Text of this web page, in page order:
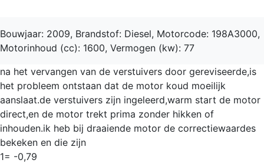
Bouwjaar: 2009, Brandstof: Diesel, Motorcode: 198A3000,
Motorinhoud (cc): 1600, Vermogen (kw): 77
na het vervangen van de verstuivers door gereviseerde,is
het probleem ontstaan dat de motor koud moeilijk
aanslaat.de verstuivers zijn ingeleerd,warm start de motor
direct,en de motor trekt prima zonder hikken of
inhouden.ik heb bij draaiende motor de correctiewaardes
bekeken en die zijn
1= -0,79